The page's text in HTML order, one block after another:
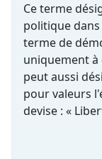
Ce terme
politique
terme de
uniquement
peut aussi
pour valeurs
devise : «